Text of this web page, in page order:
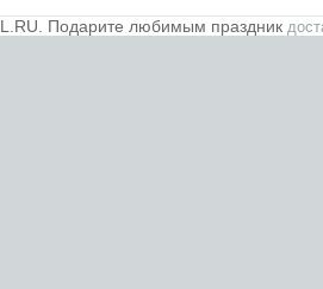
Подарите любимым праздник